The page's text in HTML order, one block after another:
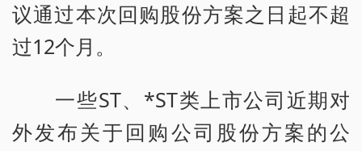
议通过本次回购股份方案之日起不超
过12个月。
一些ST、*ST类上市公司近期对
外发布关于回购公司股份方案的公